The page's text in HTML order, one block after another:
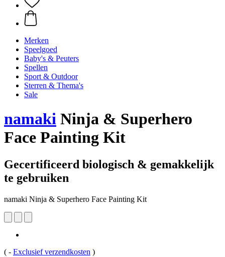
Merken
Speelgoed
Baby's & Peuters
Spellen
Sport & Outdoor
Sterren & Thema's
Sale
namaki Ninja & Superhero
Face Painting Kit
Gecertificeerd biologisch & gemakkelijk
te gebruiken
namaki Ninja & Superhero Face Painting Kit
( - Exclusief verzendkosten )